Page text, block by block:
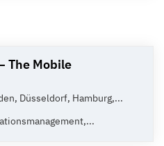
The Mobile
Düsseldorf, Hamburg,...